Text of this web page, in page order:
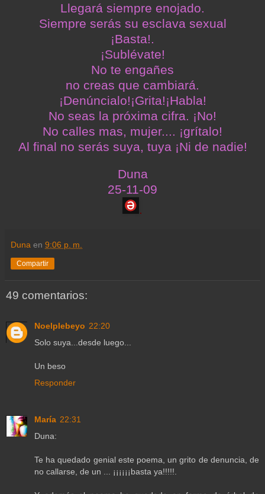
Llegará siempre enojado.
Siempre serás su esclava sexual
¡Basta!.
¡Sublévate!
No te engañes
no creas que cambiará.
¡Denúncialo!¡Grita!¡Habla!
No seas la próxima cifra. ¡No!
No calles mas, mujer.... ¡grítalo!
Al final no serás suya, tuya ¡Ni de nadie!
Duna
25-11-09
.
Duna en 9:06 p. m.
Compartir
49 comentarios:
Noelplebeyo 22:20
Solo suya...desde luego...
Un beso
Responder
María 22:31
Duna:
Te ha quedado genial este poema, un grito de denuncia, de
no callarse, de un ... ¡¡¡¡¡¡basta ya!!!!!.